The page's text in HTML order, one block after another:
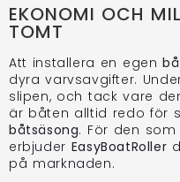
EKONOMI OCH
TOMT
Att installera en egen
dyra varvsavgifter.
slipen, och tack vare
är båten alltid redo för
båtsäsong. För den som
erbjuder EasyBoatRoller
på marknaden.